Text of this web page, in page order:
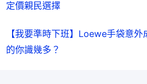
定價親民選擇
【我要準時下班】Loewe手袋意
的你識幾多？